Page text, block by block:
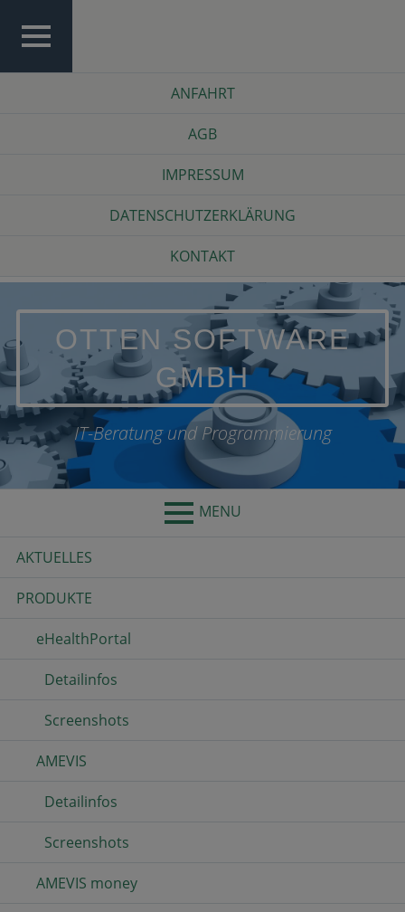
content
ANFAHRT
AGB
IMPRESSUM
DATENSCHUTZERKLÄRUNG
KONTAKT
OTTEN SOFTWARE
GMBH
IT-Beratung und Programmierung
MENU
Primary
Menu
AKTUELLES
PRODUKTE
eHealthPortal
Detailinfos
Screenshots
AMEVIS
Detailinfos
Screenshots
AMEVIS money